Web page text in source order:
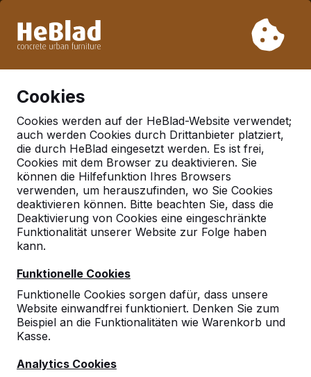
Woche 33 nicht. Bitte berücksichtigen Sie daher längere
Cookies
Cookies werden auf der HeBlad-Website verwendet;
auch werden Cookies durch Drittanbieter platziert,
die durch HeBlad eingesetzt werden. Es ist frei,
Cookies mit dem Browser zu deaktivieren. Sie
können die Hilfefunktion Ihres Browsers
verwenden, um herauszufinden, wo Sie Cookies
deaktivieren können. Bitte beachten Sie, dass die
Deaktivierung von Cookies eine eingeschränkte
Funktionalität unserer Website zur Folge haben
kann.
Funktionelle Cookies
Funktionelle Cookies sorgen dafür, dass unsere
Website einwandfrei funktioniert. Denken Sie zum
Beispiel an die Funktionalitäten wie Warenkorb und
Kasse.
Analytics Cookies
Deutschland
Referenties in:Willich
Geen reviews gevonden voor deze
locatie.